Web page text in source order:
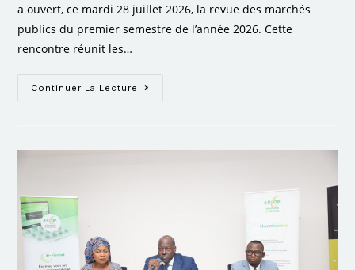
a ouvert, ce mardi 28 juillet 2026, la revue des marchés
publics du premier semestre de l’année 2026. Cette
rencontre réunit les…
Continuer La Lecture